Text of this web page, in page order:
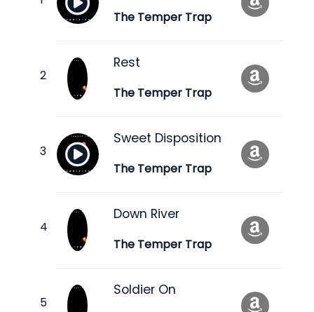
The Temper Trap
Rest
The Temper Trap
Sweet Disposition
The Temper Trap
Down River
The Temper Trap
Soldier On